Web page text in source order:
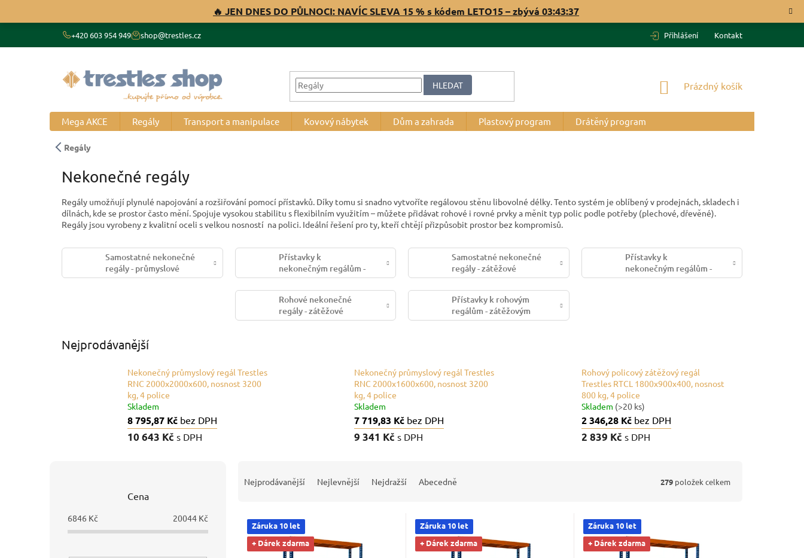
🔥 JEN DNES DO PŮLNOCI: NAVÍC SLEVA 15 % s kódem LETO15 – zbývá 03:43:37
+420 603 954 949 shop@trestles.cz Přihlášení Kontakt
HLEDAT
NÁKUPNÍ
Prázdný košík
Mega AKCE Regály Transport a manipulace Kovový nábytek Dům a zahrada Plastový program Drátěný program
Regály
Nekonečné regály
Regály umožňují plynulé napojování a rozšiřování pomocí přístavků. Díky tomu si snadno vytvoříte regálovou stěnu libovolné délky. Tento systém je oblíbený v prodejnách, skladech i
dílnách, kde se prostor často mění. Spojuje vysokou stabilitu s flexibilním využitím – můžete přidávat rohové i rovné prvky a měnit typ polic podle potřeby (plechové, dřevěné).
Regály jsou vyrobeny z kvalitní oceli s velkou nosností na polici. Ideální řešení pro ty, kteří chtějí přizpůsobit prostor bez kompromisů.
Samostatné nekonečné
regály - průmyslové
Přístavky k
nekonečným regálům -
průmyslovým
Samostatné nekonečné
regály - zátěžové
Přístavky k
nekonečným regálům -
zátěžovým
Rohové nekonečné
regály - zátěžové
Přístavky k rohovým
regálům - zátěžovým
Nejprodávanější
Nekonečný průmyslový regál Trestles
RNC 2000x2000x600, nosnost 3200
kg, 4 police
Skladem
8 795,87 Kč bez DPH
10 643 Kč s DPH
Nekonečný průmyslový regál Trestles
RNC 2000x1600x600, nosnost 3200
kg, 4 police
Skladem
7 719,83 Kč bez DPH
9 341 Kčs DPH
Rohový policový zátěžový regál
Trestles RTCL 1800x900x400, nosnost
800 kg, 4 police
Skladem (>20 ks)
2 346,28 Kč bez DPH
2 839 Kč s DPH
Cena
6846 Kč 20044 Kč
Nejprodávanější Nejlevnější Nejdražší Abecedně 279 položek celkem
Záruka 10 let
+ Dárek zdarma
Záruka 10 let
+ Dárek zdarma
Záruka 10 let
+ Dárek zdarma